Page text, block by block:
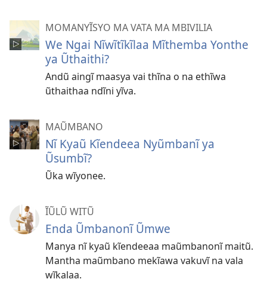
MOMANYĨSYO MA VATA MA MBIVILIA
We Ngai Nĩwĩtĩkĩlaa Mĩthemba Yonthe
ya Ũthaithi?
Andũ aingĩ maasya vai thĩna o na ethĩwa
ũthaithaa ndĩni yĩva.
MAŨMBANO
Nĩ Kyaũ Kĩendeea Nyũmbanĩ ya
Ũsumbĩ?
Ũka wĩyonee.
ĨŨLŨ WITŨ
Enda Ũmbanonĩ Ũmwe
Manya nĩ kyaũ kĩendeeaa maũmbanonĩ maitũ.
Mantha maũmbano mekĩawa vakuvĩ na vala
wĩkalaa.